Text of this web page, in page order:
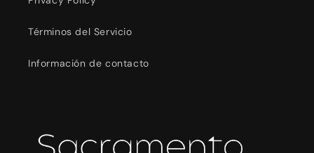
Términos del Servicio
Información de contacto